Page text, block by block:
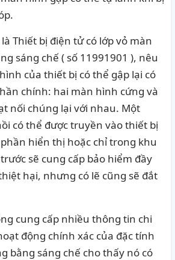
Thiết bị điện tử có lớp vỏ màn
sáng chế ( số 11991901 ), nêu
của thiết bị có thể gập lại có
chính: hai màn hình cứng và
nối chúng lại với nhau. Một
có thể được truyền vào thiết bị
hiển thị hoặc chỉ trong khu
sẽ cung cấp bảo hiểm đầy
hại, nhưng có lẽ cũng sẽ đắt
cung cấp nhiều thông tin chi
động chính xác của đặc tính
bằng sáng chế cho thấy nó có